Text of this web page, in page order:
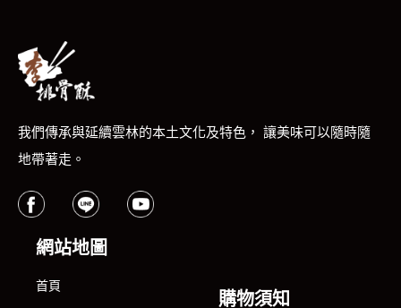
我們傳承與延續雲林的本土文化及特色， 讓美味可以隨時隨
地帶著走。
網站地圖
首頁
購物須知